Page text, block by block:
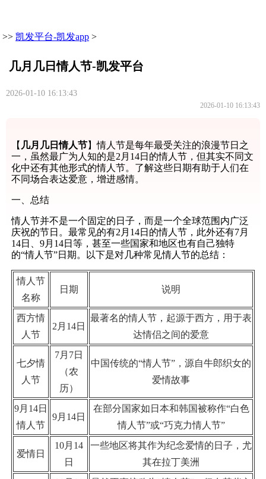
>> 凯发平台-凯发app >
几月几日情人节-凯发平台
2026-01-10 16:13:43
2026-01-10 16:13:43
【 几月几日情人节】情人节是每年最受关注的浪漫节日之
一，虽然最广为人知的是2月14日的情人节，但其实不同文
化中还有其他形式的情人节。了解这些日期有助于人们在
不同场合表达爱意，增进感情。
一、总结
情人节并不是一个固定的日子，而是一个全球范围内广泛
庆祝的节日。最常见的有2月14日的情人节，此外还有7月
14日、9月14日等，甚至一些国家和地区也有自己独特
的“情人节”日期。以下是对几种常见情人节的总结：
情人节
名称
日期 说明
西方情
人节
2月14日
最著名的情人节，起源于西方，用于表
达情侣之间的爱意
七夕情
人节
7月7日
（农
历）
中国传统的“情人节”，源自牛郎织女的
爱情故事
9月14日
情人节
9月14日
在部分国家如日本和韩国被称作“白色
情人节”或“巧克力情人节”
爱情日
10月14
日
一些地区将其作为纪念爱情的日子，尤
其在拉丁美洲